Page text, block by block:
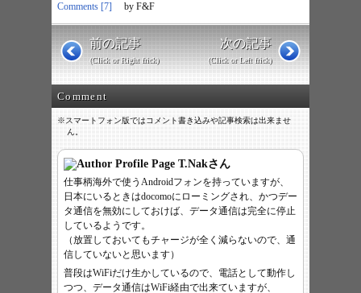
Comments [7] by F&F
前の記事
(Click or Right frick)
次の記事
(Click or Left frick)
Comment
※スマートフォン版ではコメント書き込みや記事検索は出来ませ
ん。
T.Nakさん
仕事柄海外で使うAndroidフォンを持っていますが、
日本にいるときはdocomoにローミングされ、かつデー
タ通信を無効にしておけば、データ通信は完全に停止
しているようです。
（放置しておいてもチャージが全く減らないので、通
信していないと思います）
普段はWiFiだけ生かしているので、電話として動作し
つつ、データ通信はWiFi経由で出来ていますが、